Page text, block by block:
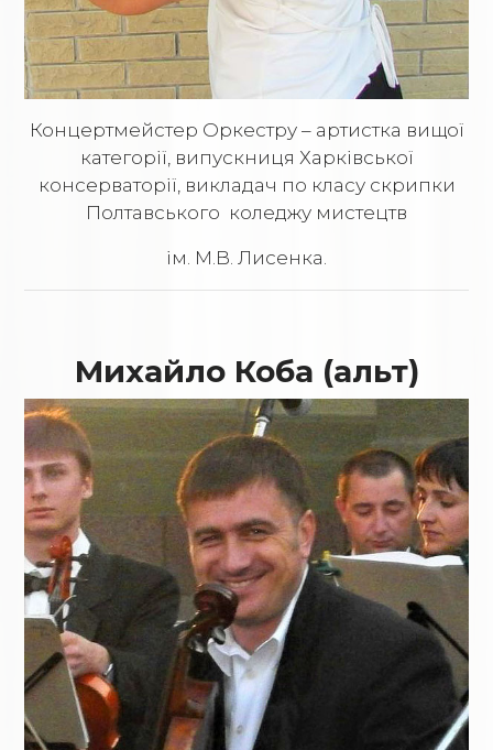
Концертмейстер Оркестру – артистка вищої
категорії, випускниця Харківської
консерваторії, викладач по класу скрипки
Полтавського коледжу мистецтв
ім. М.В. Лисенка.
Михайло Коба (альт)